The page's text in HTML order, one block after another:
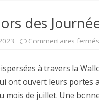
des
Commentaires fermés
à travers la
ont ouvert leurs portes
mois de juillet. Une